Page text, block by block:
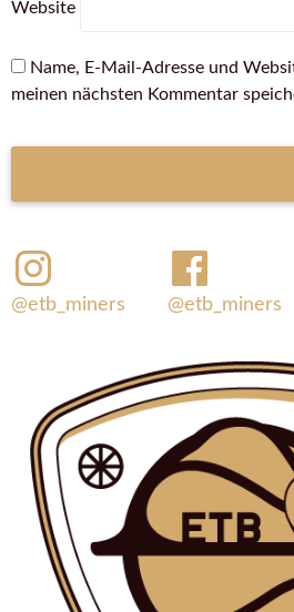
Website
Name, E-Mail-Adresse und
meinen nächsten Kommentar
@etb_miners @etb_miners